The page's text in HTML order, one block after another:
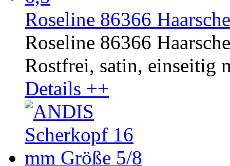
Roseline 86366
Roseline 86366
Rostfrei, satin, einseitig
Details ++